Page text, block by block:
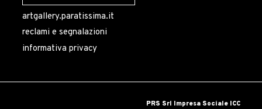
artgallery.paratissima.it
reclami e segnalazioni
informativa privacy
PRS Srl Impresa Sociale ICC